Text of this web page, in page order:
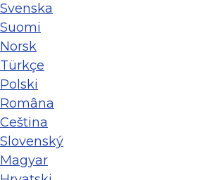
Svenska
Suomi
Norsk
Türkçe
Polski
Româna
Ceština
Slovenský
Magyar